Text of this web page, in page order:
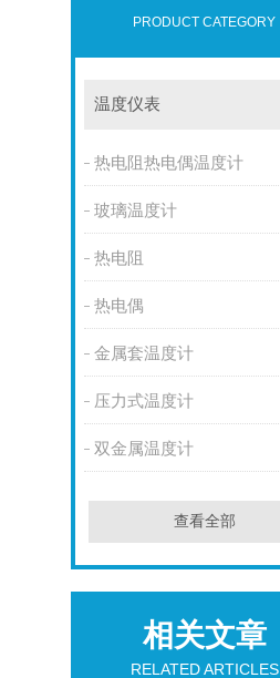
PRODUCT CATEGORY
温度仪表
热电阻热电偶温度计
玻璃温度计
热电阻
热电偶
金属套温度计
压力式温度计
双金属温度计
查看全部
相关文章
RELATED ARTICLES